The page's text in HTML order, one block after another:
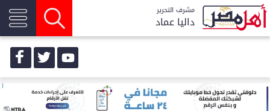
مشرف التحرير
داليا عماد